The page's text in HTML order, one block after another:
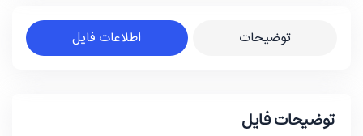
توضیحات اطلاعات فایل
توضیحات فایل